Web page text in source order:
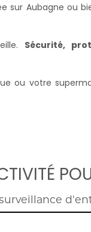
sur Aubagne ou
Sécurité,
ou votre